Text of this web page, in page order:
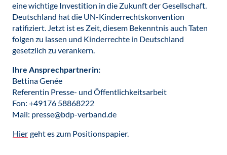
eine wichtige Investition in die Zukunft der Gesellschaft.
Deutschland hat die UN-Kinderrechtskonvention
ratifiziert. Jetzt ist es Zeit, diesem Bekenntnis auch Taten
folgen zu lassen und Kinderrechte in Deutschland
gesetzlich zu verankern.
Ihre Ansprechpartnerin:
Bettina Genée
Referentin Presse- und Öffentlichkeitsarbeit
Fon: +49176 58868222
Mail: presse@bdp-verband.de
Hier geht es zum Positionspapier.